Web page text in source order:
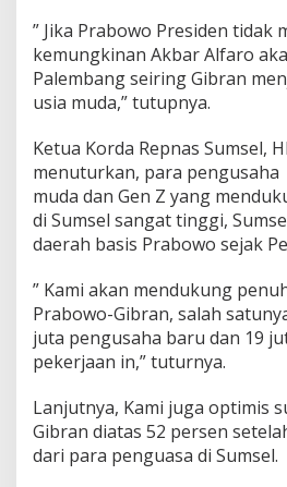
” Jika Prabowo Presiden tidak
kemungkinan Akbar Alfaro
Palembang seiring Gibran
usia muda,” tutupnya.
Ketua Korda Repnas Sumsel,
menuturkan, para pengusaha
muda dan Gen Z yang
di Sumsel sangat tinggi,
daerah basis Prabowo sejak
” Kami akan mendukung
Prabowo-Gibran, salah
juta pengusaha baru dan 19
pekerjaan in,” tuturnya.
Lanjutnya, Kami juga optimis
Gibran diatas 52 persen
dari para penguasa di Sumsel.